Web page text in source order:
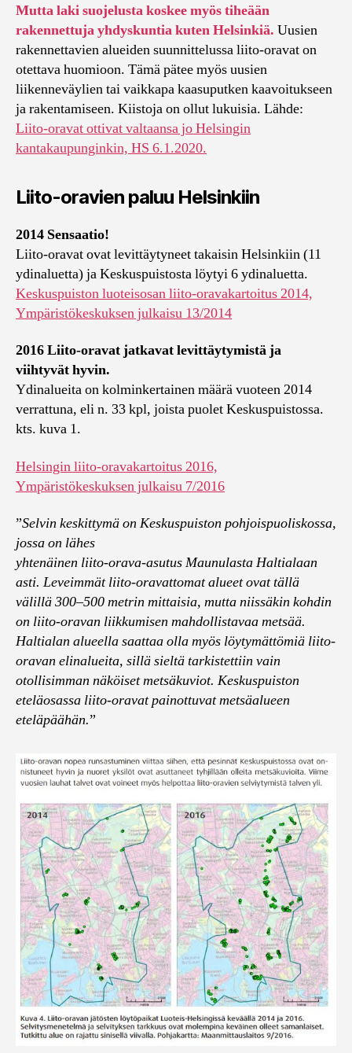
Mutta laki suojelusta koskee myös tiheään
rakennettuja yhdyskuntia kuten Helsinkiä. Uusien
rakennettavien alueiden suunnittelussa liito-oravat on
otettava huomioon. Tämä pätee myös uusien
liikenneväylien tai vaikkapa kaasuputken kaavoitukseen
ja rakentamiseen. Kiistoja on ollut lukuisia. Lähde:
Liito-oravat ottivat valtaansa jo Helsingin
kantakaupunginkin, HS 6.1.2020.
Liito-oravien paluu Helsinkiin
2014 Sensaatio!
Liito-oravat ovat levittäytyneet takaisin Helsinkiin (11
ydinaluetta) ja Keskuspuistosta löytyi 6 ydinaluetta.
Keskuspuiston luoteisosan liito-oravakartoitus 2014,
Ympäristökeskuksen julkaisu 13/2014
2016 Liito-oravat jatkavat levittäytymistä ja
viihtyvät hyvin.
Ydinalueita on kolminkertainen määrä vuoteen 2014
verrattuna, eli n. 33 kpl, joista puolet Keskuspuistossa.
kts. kuva 1.
Helsingin liito-oravakartoitus 2016,
Ympäristökeskuksen julkaisu 7/2016
”Selvin keskittymä on Keskuspuiston pohjoispuoliskossa,
jossa on lähes
yhtenäinen liito-orava-asutus Maunulasta Haltialaan
asti. Leveimmät liito-oravattomat alueet ovat tällä
välillä 300–500 metrin mittaisia, mutta niissäkin kohdin
on liito-oravan liikkumisen mahdollistavaa metsää.
Haltialan alueella saattaa olla myös löytymättömiä liito-
oravan elinalueita, sillä sieltä tarkistettiin vain
otollisimman näköiset metsäkuviot. Keskuspuiston
eteläosassa liito-oravat painottuvat metsäalueen
eteläpäähän.”